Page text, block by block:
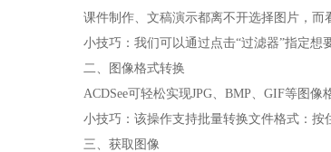
课件制作、文稿演示都离不开选择图片，而
小技巧：我们可以通过点击“过滤器”指定想
二、图像格式转换
ACDSee可轻松实现JPG、BMP、GIF等图
小技巧：该操作支持批量转换文件格式：按
三、获取图像